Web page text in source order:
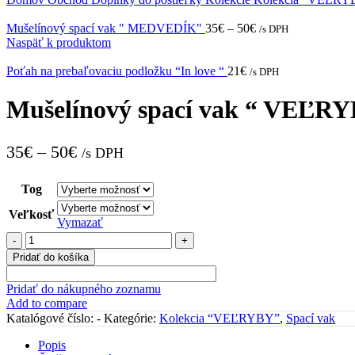
Mušelínový spací vak " MEDVEDÍK" 35€ – 50€ /s DPH
Naspäť k produktom
Poťah na prebaľovaciu podložku “In love “ 21€ /s DPH
Mušelínový spací vak “
35€ – 50€ /s DPH
Tog
Veľkosť
Vymazať
množstvo
Mušelínový
spací
vak
"
VEĽRYBY"
Pridať do košíka
Pridať do nákupného zoznamu
Add to compare
Katalógové číslo: - Kategórie: Kolekcia “VEĽRYBY”, Spací vak
Popis